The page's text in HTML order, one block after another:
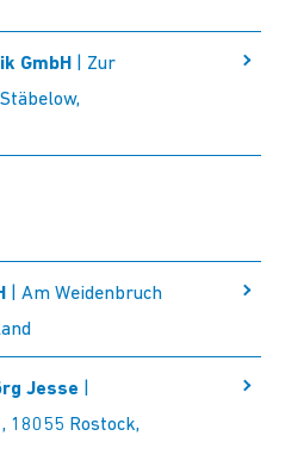
GmbH | Zur
| Am Weidenbruch
Jesse
18055 Rostock,